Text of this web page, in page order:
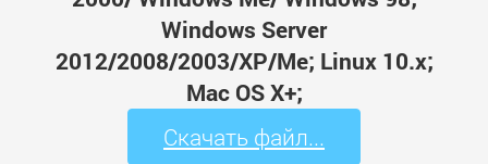
Windows Server
2012/2008/2003/XP/Me; Linux 10.x;
Mac OS X+;
Скачать файл...